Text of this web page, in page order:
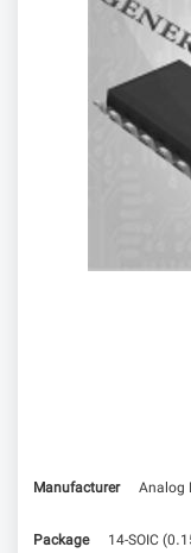
Manufacturer
Analog
Package 14-SOIC